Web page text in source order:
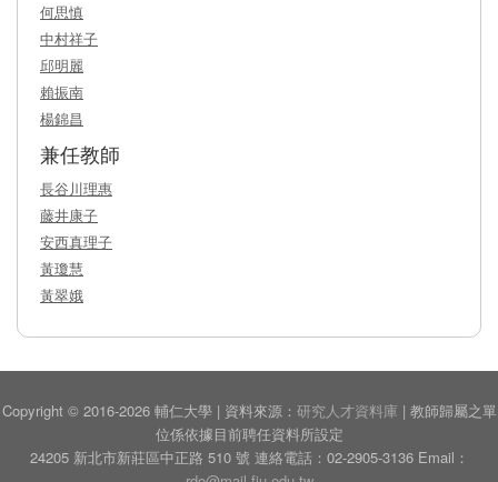
何思慎
中村祥子
邱明麗
賴振南
楊錦昌
兼任教師
長谷川理惠
藤井康子
安西真理子
黃瓊慧
黃翠娥
Copyright © 2016-2026 輔仁大學 | 資料來源： 研究人才資料庫 | 教師歸屬之單
位係依據目前聘任資料所設定
24205 新北市新莊區中正路 510 號 連絡電話：02-2905-3136 Email：